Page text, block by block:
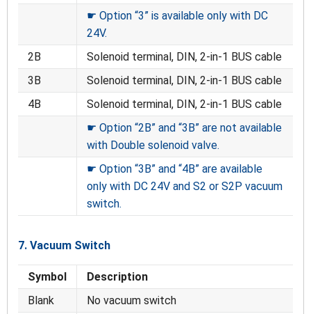
☛ Option “3” is available only with DC
24V.
2B
Solenoid terminal, DIN, 2-in-1 BUS cable
3B
Solenoid terminal, DIN, 2-in-1 BUS cable
4B
Solenoid terminal, DIN, 2-in-1 BUS cable
☛ Option “2B” and “3B” are not available
with Double solenoid valve.
☛ Option “3B” and “4B” are available
only with DC 24V and S2 or S2P vacuum
switch.
7. Vacuum Switch
Symbol
Description
Blank
No vacuum switch